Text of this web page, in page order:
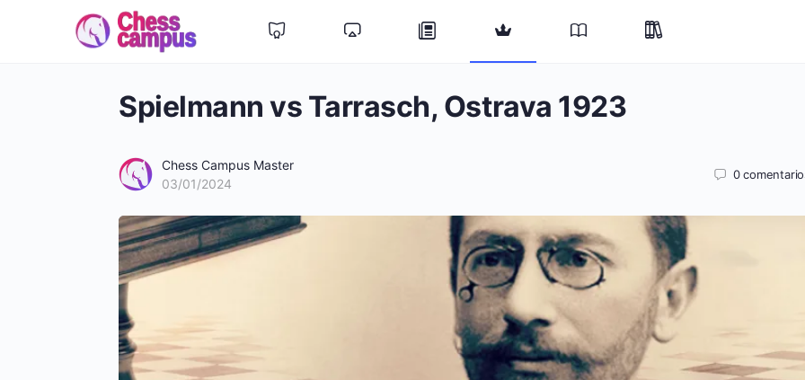
Spielmann vs Tarrasch, Ostrava 1923
Chess Campus Master
03/01/2024
0